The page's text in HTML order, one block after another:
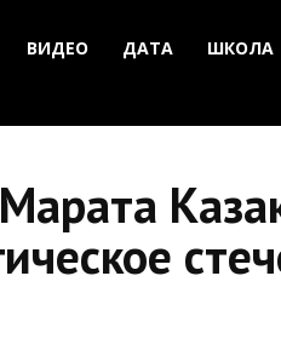
ВИДЕО ДАТА ШКОЛА